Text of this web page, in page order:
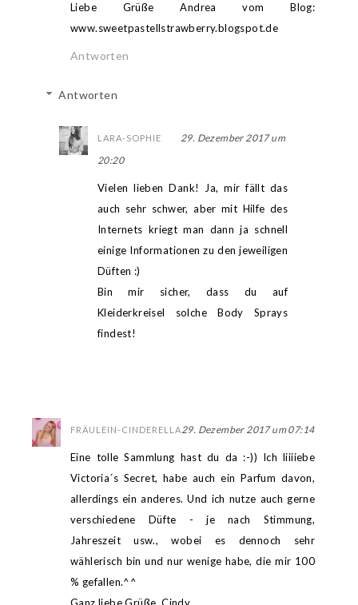
Liebe Grüße Andrea vom Blog:
www.sweetpastellstrawberry.blogspot.de
Antworten
Antworten
LARA-SOPHIE
29. Dezember 2017 um
20:20
Vielen lieben Dank! Ja, mir fällt das
auch sehr schwer, aber mit Hilfe des
Internets kriegt man dann ja schnell
einige Informationen zu den jeweiligen
Düften :)
Bin mir sicher, dass du auf
Kleiderkreisel solche Body Sprays
findest!
FRÄULEIN-CINDERELLA29. Dezember 2017 um 07:14
Eine tolle Sammlung hast du da :-)) Ich liiiiebe
Victoria´s Secret, habe auch ein Parfum davon,
allerdings ein anderes. Und ich nutze auch gerne
verschiedene Düfte - je nach Stimmung,
Jahreszeit usw., wobei es dennoch sehr
wählerisch bin und nur wenige habe, die mir 100
% gefallen.^^